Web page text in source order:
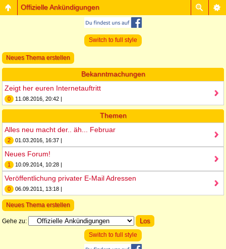
Offizielle Ankündigungen
Switch to full style
Neues Thema erstellen
Bekanntmachungen
Zeigt her euren Internetauftritt
0 11.08.2016, 20:42 |
Themen
Alles neu macht der.. äh... Februar
2 01.03.2016, 16:37 |
Neues Forum!
1 10.09.2014, 10:28 |
Veröffentlichung privater E-Mail Adressen
0 06.09.2011, 13:18 |
Neues Thema erstellen
Gehe zu:
Switch to full style